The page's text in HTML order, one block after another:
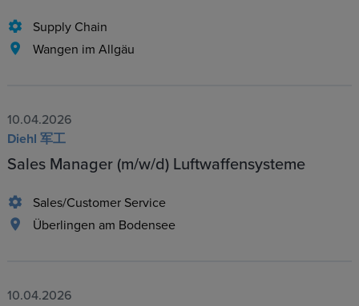
Supply Chain
Wangen im Allgäu
10.04.2026
Diehl 军工
Sales Manager (m/w/d) Luftwaffensysteme
Sales/Customer Service
Überlingen am Bodensee
10.04.2026